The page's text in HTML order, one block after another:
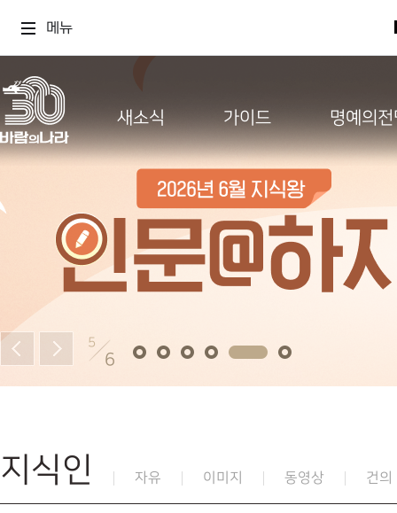
메뉴
새소식 가이드 명예의
5
6
지식인 자유 이미지 동영상 건의